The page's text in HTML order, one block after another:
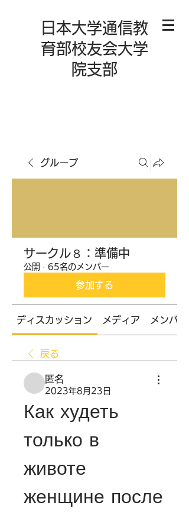
日本大学通信教
育部校友会大学
院支部
グループ
サークル８：準備中
公開 · 65名のメンバー
参加する
ディスカッション メディア メンバー
戻る
匿名
2023年8月23日
Как худеть
только в
животе
женщине после